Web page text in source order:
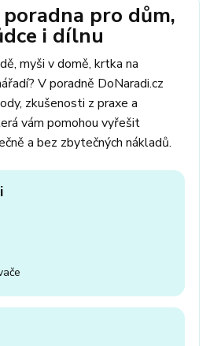
uhlíky do nařadí
pračky uhlíky do
uhlíky makita
uhlíkové kartáče
uhlíky
pro dům,
i dílnu
myši v domě, krtka na
V poradně DoNaradi.cz
zkušenosti z praxe a
vám pomohou vyřešit
a bez zbytečných nákladů.